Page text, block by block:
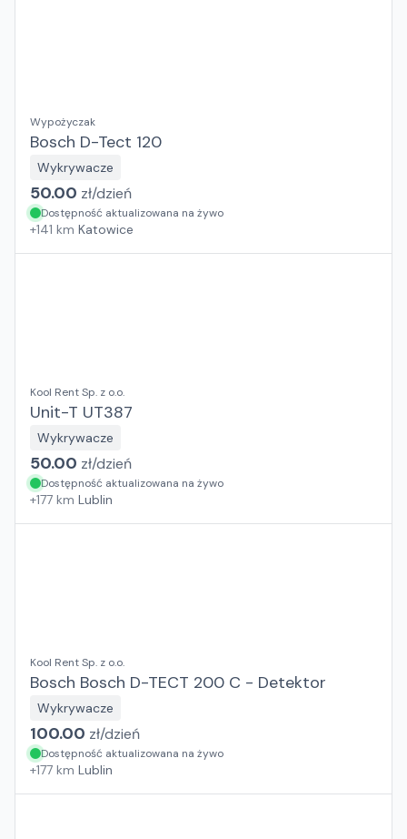
Wypożyczak
Bosch D-Tect 120
Wykrywacze
50.00 zł/dzień
Dostępność aktualizowana na żywo
+141 km Katowice
Kool Rent Sp. z o.o.
Unit-T UT387
Wykrywacze
50.00 zł/dzień
Dostępność aktualizowana na żywo
+177 km Lublin
Kool Rent Sp. z o.o.
Bosch Bosch D-TECT 200 C - Detektor
Wykrywacze
100.00 zł/dzień
Dostępność aktualizowana na żywo
+177 km Lublin